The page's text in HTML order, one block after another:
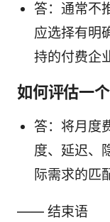
答：通常不
应选择有明
持的付费企
如何评估一
答：将月度
度、延迟、
际需求的匹
—— 结束语